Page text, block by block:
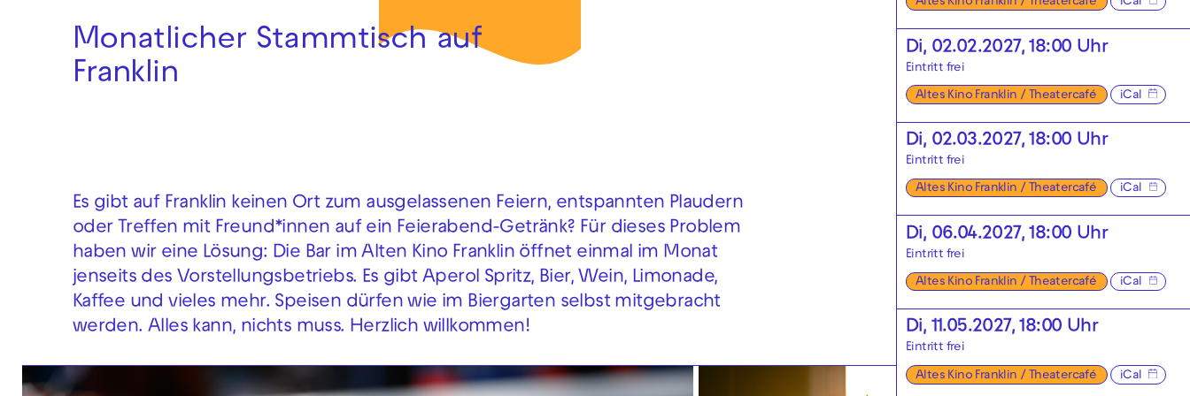
Monatlicher Stammtisch auf
Franklin
Es gibt auf Franklin keinen Ort zum ausgelassenen Feiern, entspannten Plaudern
oder Treffen mit Freund*innen auf ein Feierabend-Getränk? Für dieses Problem
haben wir eine Lösung: Die Bar im Alten Kino Franklin öffnet einmal im Monat
jenseits des Vorstellungsbetriebs. Es gibt Aperol Spritz, Bier, Wein, Limonade,
Kaffee und vieles mehr. Speisen dürfen wie im Biergarten selbst mitgebracht
werden. Alles kann, nichts muss. Herzlich willkommen!
Altes Kino Franklin / Theatercafé iCal
Di, 02.02.2027, 18:00 Uhr
Eintritt frei
Altes Kino Franklin / Theatercafé iCal
Di, 02.03.2027, 18:00 Uhr
Eintritt frei
Altes Kino Franklin / Theatercafé iCal
Di, 06.04.2027, 18:00 Uhr
Eintritt frei
Altes Kino Franklin / Theatercafé iCal
Di, 11.05.2027, 18:00 Uhr
Eintritt frei
Altes Kino Franklin / Theatercafé iCal